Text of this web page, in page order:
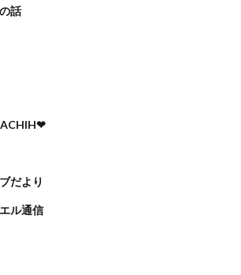
話
だより
ル通信